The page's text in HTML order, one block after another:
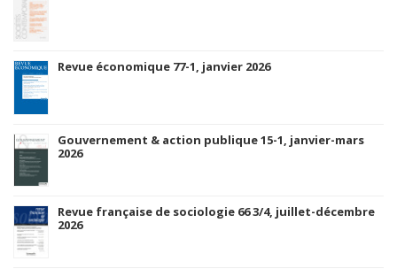
Revue économique 77-1, janvier 2026
Gouvernement & action publique 15-1, janvier-mars
2026
Revue française de sociologie 66 3/4, juillet-décembre
2026